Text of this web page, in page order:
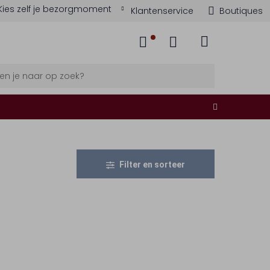
zelf je bezorgmoment Klantenservice Boutiques
Filter en sorteer